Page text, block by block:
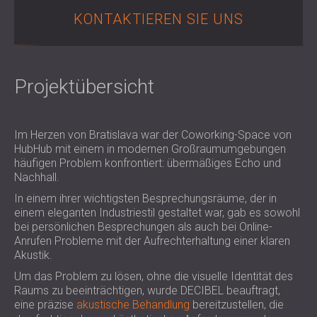
SCHALLSCHUTZ UND AKUSTIK FÜR
HALLEN
EINZELHANDELSFLÄCHEN
SCHALLSCHUTZ UND AKUSTIK FÜR
SCHALLSCHUTZ UND AKUSTIK FÜR
GESUNDHEITSEINRICHTUNGE
SCHALLSCHUTZ UND
AKUSTIKLÖSUNGEN FÜR DEN
AUDIOLOGIEBEREICH
SCHALLDÄMMUNG UND
AKUSTIKLÖSUNGEN FÜR
POLAND (PL)
SOUTH AFRICA (ZA)
KONTAKTIEREN SIE UNS
Projektübersicht
Im Herzen von Bratislava war der Coworking-Space von
HubHub mit einem in modernen Großraumumgebungen
häufigen Problem konfrontiert: übermäßiges Echo und
Nachhall.
In einem ihrer wichtigsten Besprechungsräume, der in
einem eleganten Industriestil gestaltet war, gab es sowohl
bei persönlichen Besprechungen als auch bei Online-
Anrufen Probleme mit der Aufrechterhaltung einer klaren
Akustik.
Um das Problem zu lösen, ohne die visuelle Identität des
Raums zu beeinträchtigen, wurde DECIBEL beauftragt,
eine präzise akustische Behandlung bereitzustellen, die